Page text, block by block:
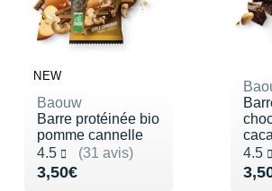
NEW
Baouw
Barre protéinée bio
pomme cannelle
4.5
(31 avis)
Noté 4.5 sur 5
3,50€
Vendu 3,50€
4.5